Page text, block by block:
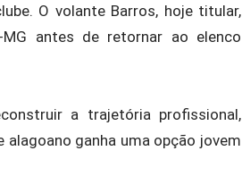
O volante Barros, hoje titular,
antes de retornar ao elenco
a trajetória profissional,
ganha uma opção jovem